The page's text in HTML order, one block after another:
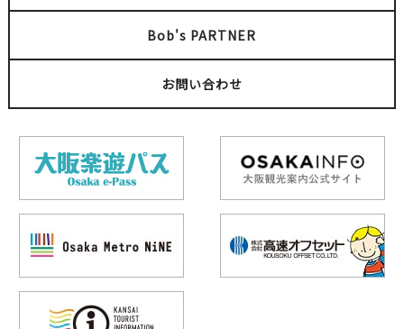
Bob's PARTNER
お問い合わせ